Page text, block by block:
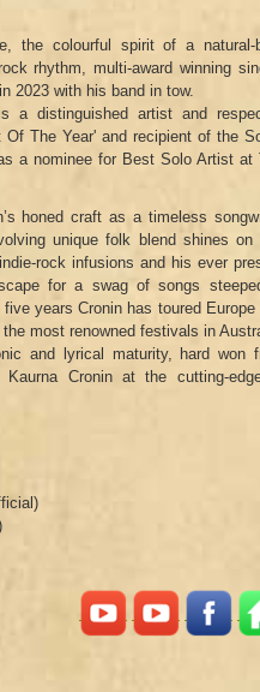
the colourful spirit of a natural-
rhythm, multi-award winning
2023 with his band in tow.
a distinguished artist and
The Year' and recipient of the
a nominee for Best Solo Artist at
honed craft as a timeless
unique folk blend shines on
rock infusions and his ever
for a swag of songs
years Cronin has toured Europe
most renowned festivals in
and lyrical maturity, hard won
Cronin at the cutting-